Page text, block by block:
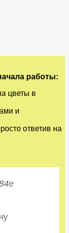
работы:
цветы в
и
ответив на